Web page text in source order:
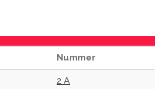
Nummer
2 A